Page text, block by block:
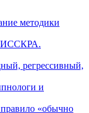
методики
регрессивный,
и
«обычно